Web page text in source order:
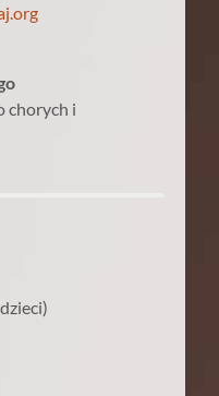
chorych i